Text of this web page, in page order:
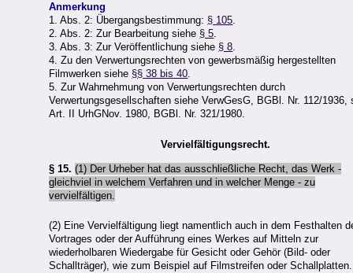
Anmerkung
1. Abs. 2: Übergangsbestimmung: § 105.
2. Abs. 2: Zur Bearbeitung siehe § 5.
3. Abs. 3: Zur Veröffentlichung siehe § 8.
4. Zu den Verwertungsrechten von gewerbsmäßig hergestellten
Filmwerken siehe §§ 38 bis 40.
5. Zur Wahrnehmung von Verwertungsrechten durch
Verwertungsgesellschaften siehe VerwGesG, BGBl. Nr. 112/1936,
Art. II UrhGNov. 1980, BGBl. Nr. 321/1980.
Vervielfältigungsrecht.
§ 15. (1) Der Urheber hat das ausschließliche Recht, das Werk -
gleichviel in welchem Verfahren und in welcher Menge - zu
vervielfältigen.
(2) Eine Vervielfältigung liegt namentlich auch in dem Festhalten
Vortrages oder der Aufführung eines Werkes auf Mitteln zur
wiederholbaren Wiedergabe für Gesicht oder Gehör (Bild- oder
Schallträger), wie zum Beispiel auf Filmstreifen oder Schallplatten.